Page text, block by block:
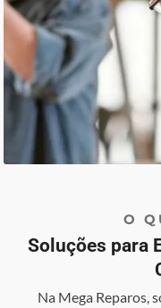
O
Soluções para
Na Mega Reparos,